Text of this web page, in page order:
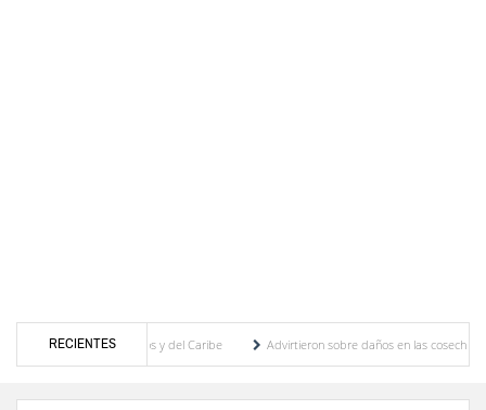
RECIENTES
Centroamericanos y del Caribe
Advirtieron sobre daños en las cosechas de los